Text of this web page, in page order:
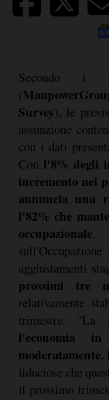
Secondo i
(
Survey), le
assunzione
con i dati
Con l'8% degli
incremento nel
annuncia una
l'82% che
occupazionale,
aggiustamenti
prossimi tre
relativamente
trimestre. "La
l'economia
moderatamente,
fiduciose che
il prossimo